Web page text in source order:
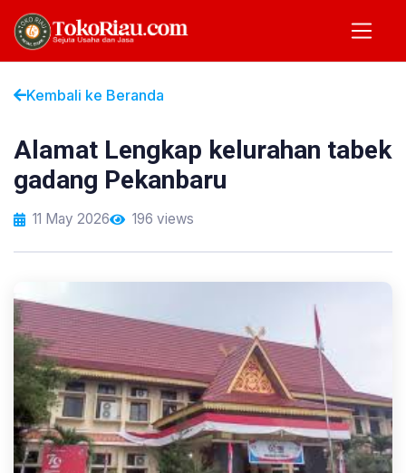
Kembali ke Beranda
Alamat Lengkap kelurahan tabek
gadang Pekanbaru
11 May 2026 196 views